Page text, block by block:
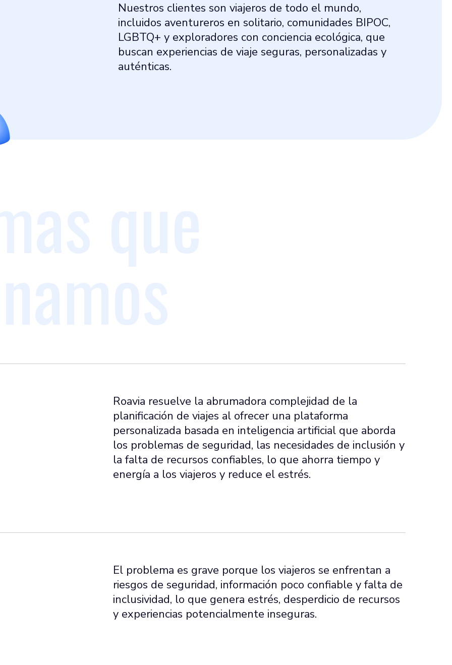
Nuestros clientes son viajeros de todo el mundo,
incluidos aventureros en solitario, comunidades BIPOC,
LGBTQ+ y exploradores con conciencia ecológica, que
buscan experiencias de viaje seguras, personalizadas y
auténticas.
Roavia resuelve la abrumadora complejidad de la
planificación de viajes al ofrecer una plataforma
personalizada basada en inteligencia artificial que aborda
los problemas de seguridad, las necesidades de inclusión y
la falta de recursos confiables, lo que ahorra tiempo y
energía a los viajeros y reduce el estrés.
El problema es grave porque los viajeros se enfrentan a
riesgos de seguridad, información poco confiable y falta de
inclusividad, lo que genera estrés, desperdicio de recursos
y experiencias potencialmente inseguras.